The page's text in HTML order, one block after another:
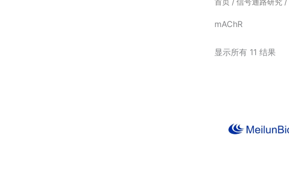
首页 / 信号通路研究 /
mAChR
显示所有 11 结果